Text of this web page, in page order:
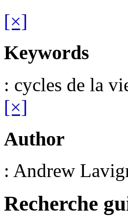
[×]
Keywords
: cycles de la
[×]
Author
: Andrew
Recherche